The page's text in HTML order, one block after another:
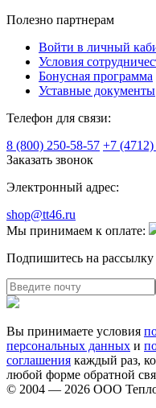
Полезно партнерам
Войти в личный
Условия
Бонусная программа
Уставные документы
Телефон для связи:
8 (800) 250-58-57 +7
Заказать звонок
Электронный адрес:
shop@tt46.ru
Мы принимаем к оплате:
Подпишитесь на рассылку
Вы принимаете условия
персональных данных и
соглашения каждый раз,
любой форме обратной
© 2004 — 2026 ООО